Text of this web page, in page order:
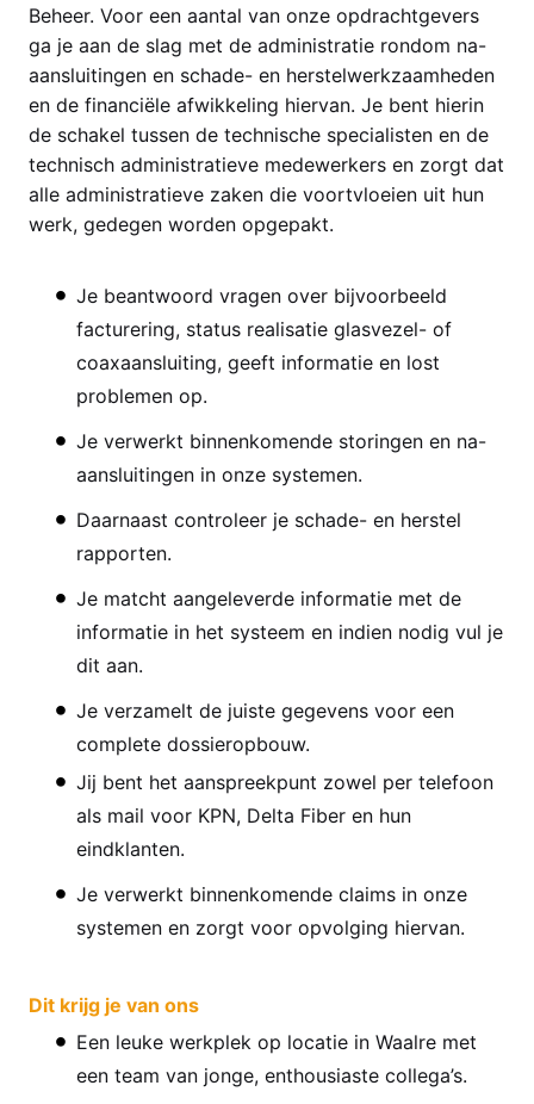
Beheer. Voor een aantal van onze opdrachtgevers
ga je aan de slag met de administratie rondom na-
aansluitingen en schade- en herstelwerkzaamheden
en de financiële afwikkeling hiervan. Je bent hierin
de schakel tussen de technische specialisten en de
technisch administratieve medewerkers en zorgt dat
alle administratieve zaken die voortvloeien uit hun
werk, gedegen worden opgepakt.
Je beantwoord vragen over bijvoorbeeld
facturering, status realisatie glasvezel- of
coaxaansluiting, geeft informatie en lost
problemen op.
Je verwerkt binnenkomende storingen en na-
aansluitingen in onze systemen.
Daarnaast controleer je schade- en herstel
rapporten.
Je matcht aangeleverde informatie met de
informatie in het systeem en indien nodig vul je
dit aan.
Je verzamelt de juiste gegevens voor een
complete dossieropbouw.
Jij bent het aanspreekpunt zowel per telefoon
als mail voor KPN, Delta Fiber en hun
eindklanten.
Je verwerkt binnenkomende claims in onze
systemen en zorgt voor opvolging hiervan.
Dit krijg je van ons
Een leuke werkplek op locatie in Waalre met
een team van jonge, enthousiaste collega’s.